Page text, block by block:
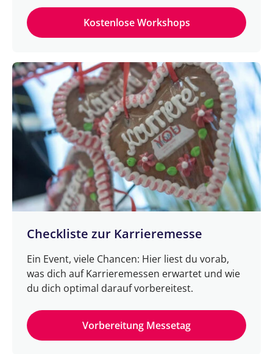
Kostenlose Workshops
Checkliste zur Karrieremesse
Ein Event, viele Chancen: Hier liest du vorab,
was dich auf Karrieremessen erwartet und wie
du dich optimal darauf vorbereitest.
Vorbereitung Messetag